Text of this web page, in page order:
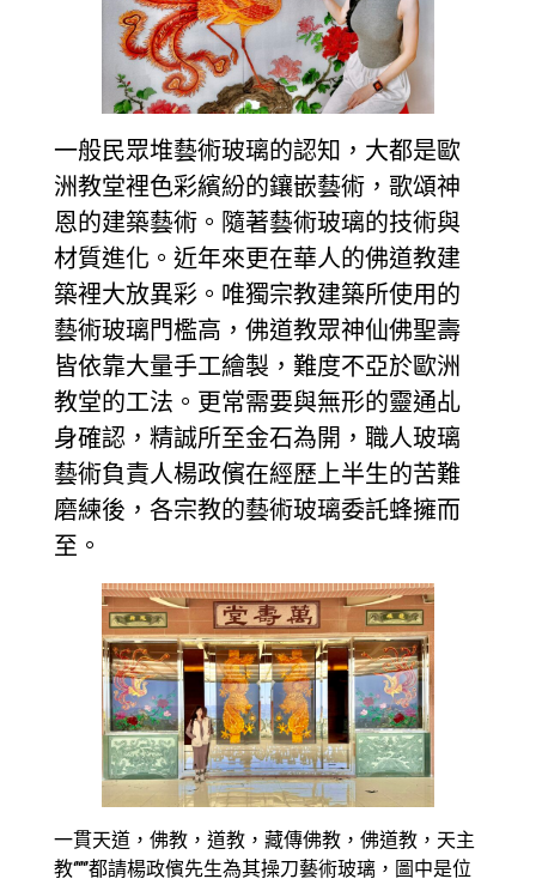
一般民眾堆藝術玻璃的認知，大都是歐
洲教堂裡色彩繽紛的鑲嵌藝術，歌頌神
恩的建築藝術。隨著藝術玻璃的技術與
材質進化。近年來更在華人的佛道教建
築裡大放異彩。唯獨宗教建築所使用的
藝術玻璃門檻高，佛道教眾神仙佛聖壽
皆依靠大量手工繪製，難度不亞於歐洲
教堂的工法。更常需要與無形的靈通乩
身確認，精誠所至金石為開，職人玻璃
藝術負責人楊政儐在經歷上半生的苦難
磨練後，各宗教的藝術玻璃委託蜂擁而
至。
一貫天道，佛教，道教，藏傳佛教，佛道教，天主
教‘’‘’‘’都請楊政儐先生為其操刀藝術玻璃，圖中是位